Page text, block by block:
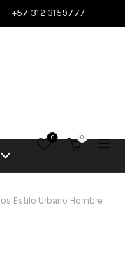
+57 312 3159777
0 0
Estilo Urbano Hombre